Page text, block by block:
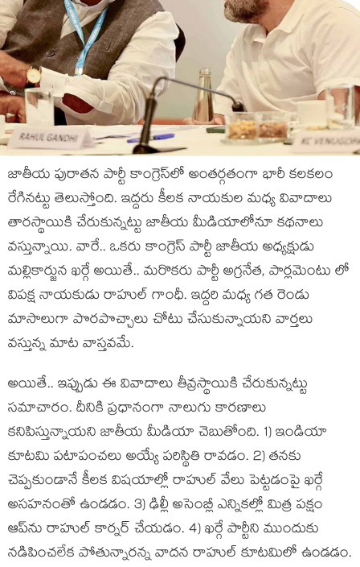
జాతీయ పురాత‌న పార్టీ కాంగ్రెస్‌లో అంత‌ర్గ‌తంగా భారీ క‌ల‌క‌లం
రేగిన‌ట్టు తెలుస్తోంది. ఇద్ద‌రు కీల‌క నాయకుల మ‌ధ్య వివాదాలు
తార‌స్థాయికి చేరుకున్న‌ట్టు జాతీయ మీడియాలోనూ క‌థ‌నాలు
వ‌స్తున్నాయి. వారే.. ఒక‌రు కాంగ్రెస్ పార్టీ జాతీయ అధ్య‌క్షుడు
మ‌ల్లికార్జున ఖ‌ర్గే అయితే.. మ‌రొక‌రు పార్టీ అగ్ర‌నేత‌, పార్ల‌మెంటు లో
విప‌క్ష నాయ‌కుడు రాహుల్ గాంధీ. ఇద్ద‌రి మ‌ధ్య గ‌త రెండు
మాసాలుగా పొర‌పొచ్చాలు చోటు చేసుకున్నాయ‌ని వార్త‌లు
వ‌స్తున్న మాట వాస్త‌వ‌మే.
అయితే.. ఇప్పుడు ఈ వివాదాలు తీవ్ర‌స్థాయికి చేరుకున్న‌ట్టు
స‌మాచారం. దీనికి ప్ర‌ధానంగా నాలుగు కార‌ణాలు
క‌నిపిస్తున్నాయ‌ని జాతీయ మీడియా చెబుతోంది. 1) ఇండియా
కూట‌మి ప‌టాపంచ‌లు అయ్యే ప‌రిస్థితి రావ‌డం. 2) త‌న‌కు
చెప్ప‌కుండానే కీల‌క విష‌యాల్లో రాహుల్ వేలు పెట్ట‌డంపై ఖ‌ర్గే
అస‌హ‌నంతో ఉండ‌డం. 3) ఢిల్లీ అసెంబ్లీ ఎన్నిక‌ల్లో మిత్ర ప‌క్షం
ఆప్‌ను రాహుల్ కార్న‌ర్ చేయ‌డం. 4) ఖ‌ర్గే పార్టీని ముందుకు
న‌డిపించ‌లేక పోతున్నార‌న్న వాద‌న రాహుల్ కూట‌మిలో ఉండ‌డం.